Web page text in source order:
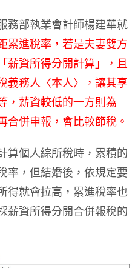
務部執業會計師楊建華就
累進稅率，若是夫妻雙方
薪資所得分開計算」，且
義務人〈本人〉，讓其享
，薪資較低的一方則為
合併申報，會比較節稅。
算個人綜所稅時，累積的
率，但結婚後，依規定要
得就會拉高，累進稅率也
薪資所得分開合併報稅的